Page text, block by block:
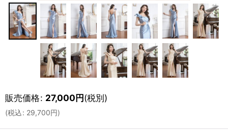
販売価格: 27,000円(税別)
(税込: 29,700円)